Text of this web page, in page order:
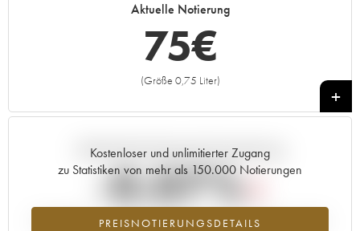
Aktuelle Notierung
75€
(Größe 0,75 Liter)
+
Kostenloser und unlimitierter Zugang
zu Statistiken von mehr als 150.000 Notierungen
PREISNOTIERUNGSDETAILS
Aktuelle Entwicklung der Preisnotierung
-0.07%
Preisabfall des Jahrgangs 2012 im Jahr 2026 im Vergleich zum Jahr